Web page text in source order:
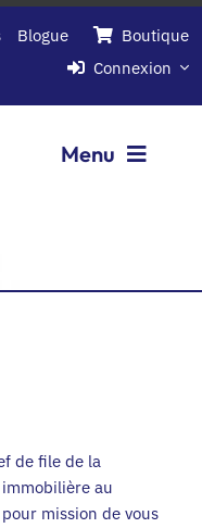
Blogue
Boutique
Connexion
Menu
de file de la
au
pour mission de vous